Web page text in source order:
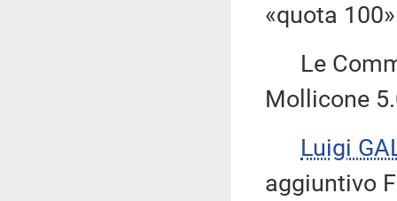
«quota
Le
Mollicone
Luigi
aggiuntivo